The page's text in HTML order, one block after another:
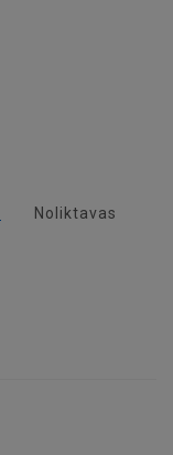
Noliktavas